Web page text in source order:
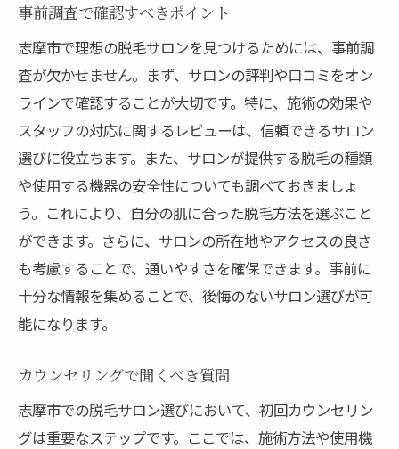
事前調査で確認すべきポイント
志摩市で理想の脱毛サロンを見つけるためには、事前調
査が欠かせません。まず、サロンの評判や口コミをオン
ラインで確認することが大切です。特に、施術の効果や
スタッフの対応に関するレビューは、信頼できるサロン
選びに役立ちます。また、サロンが提供する脱毛の種類
や使用する機器の安全性についても調べておきましょ
う。これにより、自分の肌に合った脱毛方法を選ぶこと
ができます。さらに、サロンの所在地やアクセスの良さ
も考慮することで、通いやすさを確保できます。事前に
十分な情報を集めることで、後悔のないサロン選びが可
能になります。
カウンセリングで聞くべき質問
志摩市での脱毛サロン選びにおいて、初回カウンセリン
グは重要なステップです。ここでは、施術方法や使用機